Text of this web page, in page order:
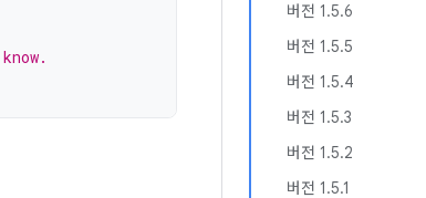
버전 1.5.6
버전 1.5.5
버전 1.5.4
버전 1.5.3
버전 1.5.2
버전 1.5.1